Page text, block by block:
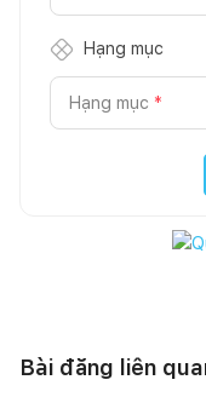
Hạng mục
Hạng mục *
Bài đăng liên